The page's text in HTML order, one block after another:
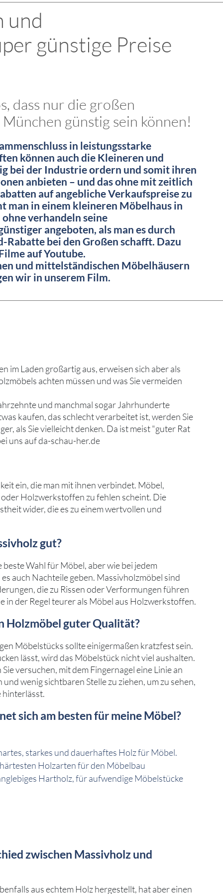
und
günstige Preise
dass nur die großen
günstig sein können!
in leistungsstarke
können auch die Kleineren und
bei der Industrie ordern und somit ihren
anbieten – und das ohne mit zeitlich
auf angebliche Verkaufspreise zu
man in einem kleineren Möbelhaus in
verhandeln seine
angeboten, als man es durch
Rabatte bei den Großen schafft. Dazu
auf Youtube.
und mittelständischen Möbelhäusern
wir in unserem Film.
im Laden großartig aus, erweisen sich aber als
achten müssen und was Sie vermeiden
und manchmal sogar Jahrhunderte
kaufen, das schlecht verarbeitet ist, werden Sie
als Sie vielleicht denken. Da ist meist "guter Rat
uns auf da-schau-her.de
ein, die man mit ihnen verbindet. Möbel,
Holzwerkstoffen zu fehlen scheint. Die
wider, die es zu einem wertvollen und
gut?
Wahl für Möbel, aber wie bei jedem
auch Nachteile geben. Massivholzmöbel sind
die zu Rissen oder Verformungen führen
in der Regel teurer als Möbel aus Holzwerkstoffen.
Holzmöbel guter Qualität?
Möbelstücks sollte einigermaßen kratzfest sein.
lässt, wird das Möbelstück nicht viel aushalten.
versuchen, mit dem Fingernagel eine Linie an
wenig sichtbaren Stelle zu ziehen, um zu sehen,
hinterlässt.
sich am besten für meine Möbel?
starkes und dauerhaftes Holz für Möbel.
Holzarten für den Möbelbau
Hartholz, für aufwendige Möbelstücke
zwischen Massivholz und
aus echtem Holz hergestellt, hat aber einen